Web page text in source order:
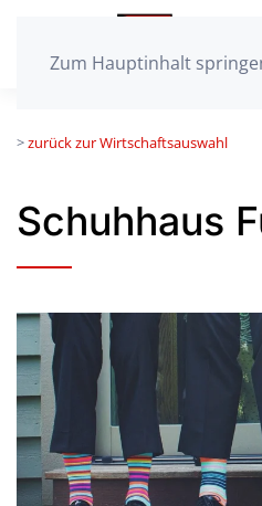
Zum Hauptinhalt
>zurück zur Wirtschaftsauswahl
Schuhhaus